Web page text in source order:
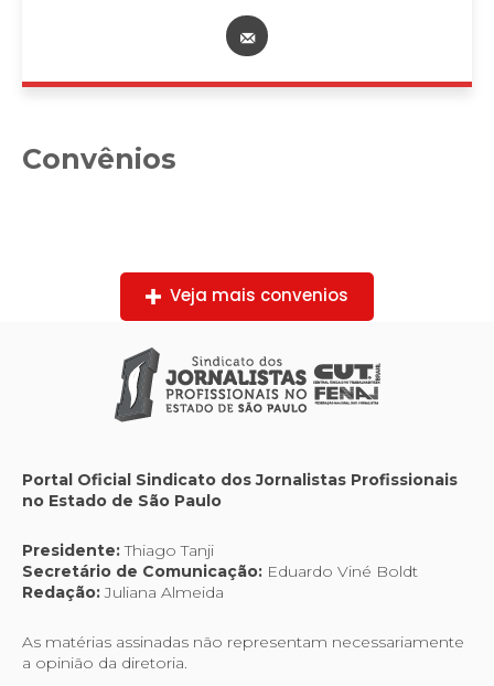
Convênios
Veja mais convenios
Portal Oficial Sindicato dos Jornalistas Profissionais
no Estado de São Paulo
Presidente:Thiago Tanji
Secretário de Comunicação: Eduardo Viné Boldt
Redação:Juliana Almeida
As matérias assinadas não representam necessariamente
a opinião da diretoria.